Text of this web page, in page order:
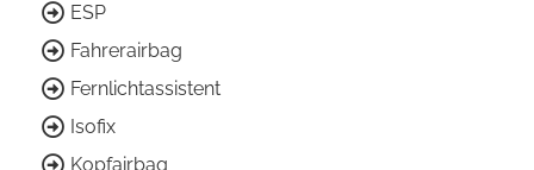
ESP
Fahrerairbag
Fernlichtassistent
Isofix
Kopfairbag